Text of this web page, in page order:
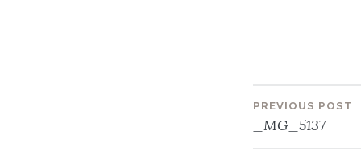
PREVIOUS POST
_MG_5137